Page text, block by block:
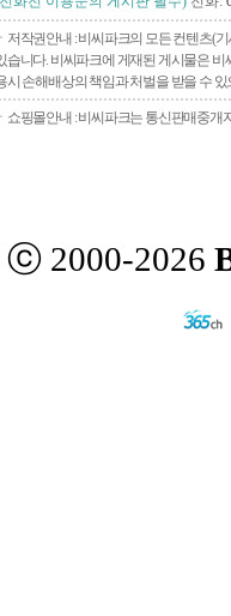
ㆍ저작권안내 : 비씨파크의 모든 컨텐츠(
습니다. 비씨파크에 게재된 게시물은
시 손해배상의 책임과 처벌을 받을 수
ㆍ쇼핑몰안내 : 비씨파크는 통신판매중개
ⓒ 2000-2026